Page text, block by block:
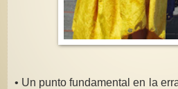
• Un punto fundamental en la